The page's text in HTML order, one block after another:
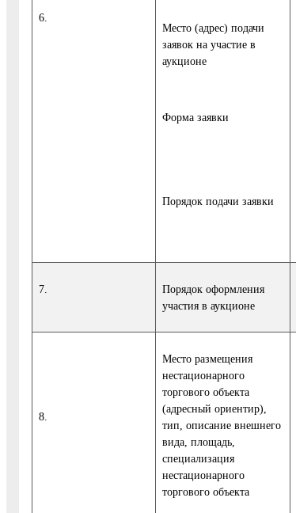
6.
Место (адрес) подачи
заявок на участие в
аукционе
Форма заявки
Порядок подачи заявки
7.
Порядок оформления
участия в аукционе
8.
Место размещения
нестационарного
торгового объекта
(адресный ориентир),
тип, описание внешнего
вида, площадь,
специализация
нестационарного
торгового объекта